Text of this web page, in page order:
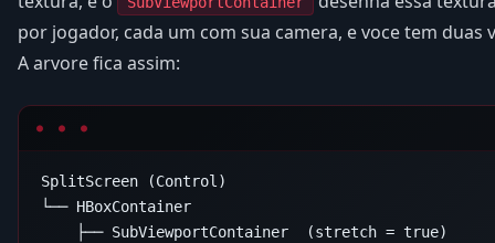
por jogador, cada um com sua camera, e voce tem duas
A arvore fica assim:
SplitScreen (Control)
└── HBoxContainer
    ├── SubViewportContainer  (stretch = true)